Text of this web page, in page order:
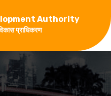
Authority
प्राधिकरण